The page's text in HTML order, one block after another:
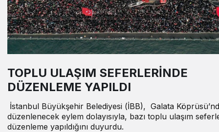
TOPLU ULAŞIM SEFERLERİNDE
DÜZENLEME YAPILDI
İstanbul Büyükşehir Belediyesi (İBB), Galata
düzenlenecek eylem dolayısıyla, bazı toplu ulaşım
düzenleme yapıldığını duyurdu.